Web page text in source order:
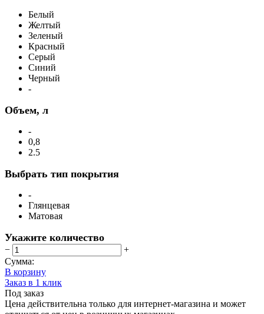
Белый
Желтый
Зеленый
Красный
Серый
Синий
Черный
-
Объем, л
-
0,8
2.5
Выбрать тип покрытия
-
Глянцевая
Матовая
Укажите количество
−
+
Сумма:
В корзину
Заказ в 1 клик
Под заказ
Цена действительна только для интернет-магазина и может